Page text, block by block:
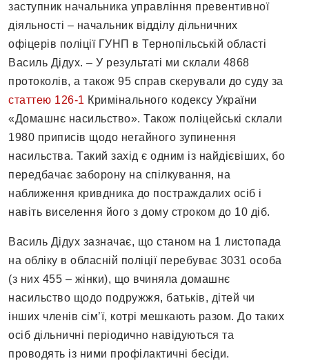
заступник начальника управління превентивної
діяльності – начальник відділу дільничних
офіцерів поліції ГУНП в Тернопільській області
Василь Дідух. – У результаті ми склали 4868
протоколів, а також 95 справ скерували до суду за
статтею 126-1 Кримінального кодексу України
«Домашнє насильство». Також поліцейські склали
1980 приписів щодо негайного зупинення
насильства. Такий захід є одним із найдієвіших, бо
передбачає заборону на спілкування, на
наближення кривдника до постраждалих осіб і
навіть виселення його з дому строком до 10 діб.
Василь Дідух зазначає, що станом на 1 листопада
на обліку в обласній поліції перебуває 3031 особа
(з них 455 – жінки), що вчиняла домашнє
насильство щодо подружжя, батьків, дітей чи
інших членів сім’ї, котрі мешкають разом. До таких
осіб дільничні періодично навідуються та
проводять із ними профілактичні бесіди.